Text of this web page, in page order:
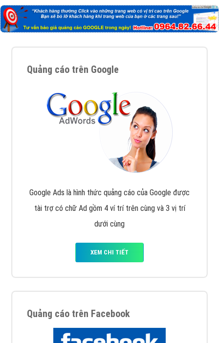
Quảng cáo trên Google
Google Ads là hình thức quảng cáo của Google được
tài trợ có chữ Ad gồm 4 ví trí trên cùng và 3 vị trí
dưới cùng
XEM CHI TIẾT
Quảng cáo trên Facebook